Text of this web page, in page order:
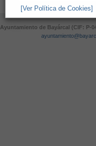
[Ver Política de Cookies]
Ayuntamiento de Bayárcal (CIF: P-